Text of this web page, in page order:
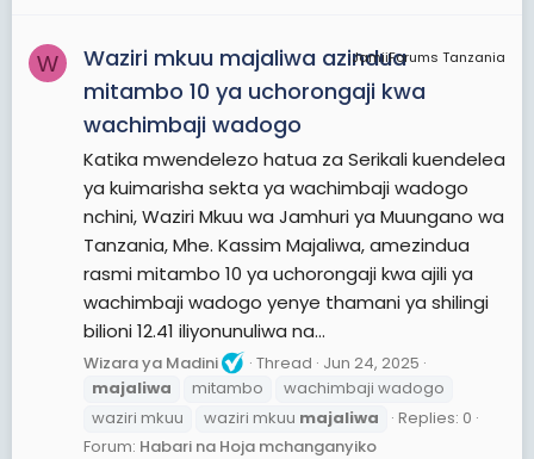
W JamiiForums Tanzania
Waziri mkuu majaliwa azindua
mitambo 10 ya uchorongaji kwa
wachimbaji wadogo
Katika mwendelezo hatua za Serikali kuendelea
ya kuimarisha sekta ya wachimbaji wadogo
nchini, Waziri Mkuu wa Jamhuri ya Muungano wa
Tanzania, Mhe. Kassim Majaliwa, amezindua
rasmi mitambo 10 ya uchorongaji kwa ajili ya
wachimbaji wadogo yenye thamani ya shilingi
bilioni 12.41 iliyonunuliwa na...
Wizara ya Madini Thread Jun 24, 2025
majaliwa
mitambo
wachimbaji wadogo
waziri mkuu
waziri mkuu majaliwa
Replies: 0
Forum: Habari na Hoja mchanganyiko